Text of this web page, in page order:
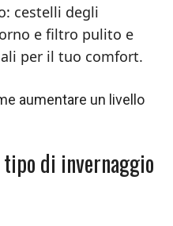
cestelli degli
e filtro pulito e
per il tuo comfort.
aumentare un livello
tipo di invernaggio